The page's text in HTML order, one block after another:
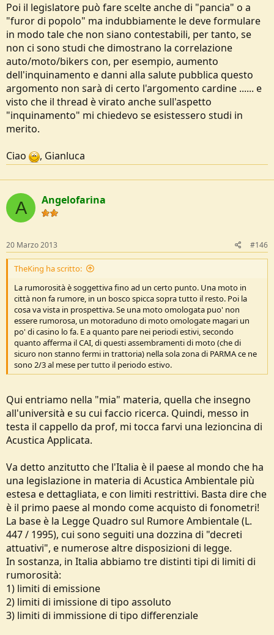
Poi il legislatore può fare scelte anche di "pancia" o a
"furor di popolo" ma indubbiamente le deve formulare
in modo tale che non siano contestabili, per tanto, se
non ci sono studi che dimostrano la correlazione
auto/moto/bikers con, per esempio, aumento
dell'inquinamento e danni alla salute pubblica questo
argomento non sarà di certo l'argomento cardine ...... e
visto che il thread è virato anche sull'aspetto
"inquinamento" mi chiedevo se esistessero studi in
merito.
Ciao
, Gianluca
A Angelofarina
20 Marzo 2013 #146
TheKing ha scritto:
La rumorosità è soggettiva fino ad un certo punto. Una moto in
città non fa rumore, in un bosco spicca sopra tutto il resto. Poi la
cosa va vista in prospettiva. Se una moto omologata puo' non
essere rumorosa, un motoraduno di moto omologate magari un
po' di casino lo fa. E a quanto pare nei periodi estivi, secondo
quanto afferma il CAI, di questi assembramenti di moto (che di
sicuro non stanno fermi in trattoria) nella sola zona di PARMA ce ne
sono 2/3 al mese per tutto il periodo estivo.
Qui entriamo nella "mia" materia, quella che insegno
all'università e su cui faccio ricerca. Quindi, messo in
testa il cappello da prof, mi tocca farvi una lezioncina di
Acustica Applicata.
Va detto anzitutto che l'Italia è il paese al mondo che ha
una legislazione in materia di Acustica Ambientale più
estesa e dettagliata, e con limiti restrittivi. Basta dire che
è il primo paese al mondo come acquisto di fonometri!
La base è la Legge Quadro sul Rumore Ambientale (L.
447 / 1995), cui sono seguiti una dozzina di "decreti
attuativi", e numerose altre disposizioni di legge.
In sostanza, in Italia abbiamo tre distinti tipi di limiti di
rumorosità:
1) limiti di emissione
2) limiti di imissione di tipo assoluto
3) limiti di immissione di tipo differenziale